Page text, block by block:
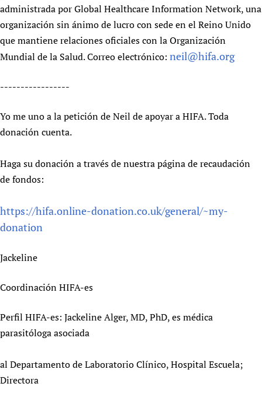
administrada por Global Healthcare Information Network, una
organización sin ánimo de lucro con sede en el Reino Unido
que mantiene relaciones oficiales con la Organización
Mundial de la Salud. Correo electrónico: neil@hifa.org
-----------------
Yo me uno a la petición de Neil de apoyar a HIFA. Toda
donación cuenta.
Haga su donación a través de nuestra página de recaudación
de fondos:
https://hifa.online-donation.co.uk/general/~my-
donation
Jackeline
Coordinación HIFA-es
Perfil HIFA-es: Jackeline Alger, MD, PhD, es médica
parasitóloga asociada
al Departamento de Laboratorio Clínico, Hospital Escuela;
Directora